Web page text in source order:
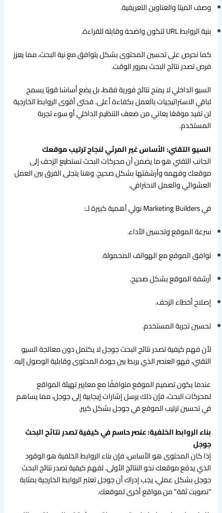
وصف الميتا والعناوين التعريفية.
بنية الروابط URL لتكون واضحة وقابلة للقراءة.
كما نحرص على تحسين المحتوى بشكل يتوافق مع نية البحث، مما يعزز
فرص تصدر نتائج البحث بمرور الوقت.
السيو الداخلي لا يمنح نتائج فورية فقط، بل يضع أساسًا قويًا يسمح
لباقي الاستراتيجيات بالعمل بكفاءة أعلى. فحتى أقوى الروابط الخارجية
لن تفيد موقعًا يعاني من ضعف التنظيم الداخلي أو سوء تجربة
المستخدم.
السيو التقني: الأساس غير المرئي لنجاح ترتيب موقعك
الجانب التقني هو ما يضمن أن محركات البحث تستطيع الزحف إلى
موقعك وفهمه وأرشفتها بشكل صحيح. وهنا يتجلى الفرق بين العمل
العشوائي والعمل الاحترافي.
في Marketing Builders نولي أهمية كبيرة لـ:
سرعة الموقع وتحسين الأداء.
توافق الموقع مع الهواتف المحمولة.
أرشفة الموقع بشكل صحيح.
إصلاح أخطاء الزحف.
تحسين تجربة المستخدم.
لأن فهم كيفية تصدر نتائج البحث جوجل لا يكتمل دون معالجة السيو
التقني، فهو العنصر الذي يربط بين جودة المحتوى وقابلية الوصول إليه.
عندما يكون تصميم الموقع متوافقًا مع معايير تهيئة المواقع
لمحركات البحث، فإن ذلك يرسل إشارات إيجابية إلى جوجل، مما يساهم
في تحسين ترتيب الموقع في جوجل بشكل كبير.
بناء الروابط الخلفية: عنصر حاسم في كيفية تصدر نتائج البحث
جوجل
إذا كان المحتوى هو الأساس، فإن بناء الروابط الخلفية هو الوقود
الذي يدفع موقعك نحو النتائج الأولى. لفهم كيفية تصدر نتائج البحث
جوجل بشكل عملي، يجب إدراك أن جوجل تعتبر الروابط الخارجية بمثابة
“تصويت ثقة” من مواقع أخرى لموقعك.